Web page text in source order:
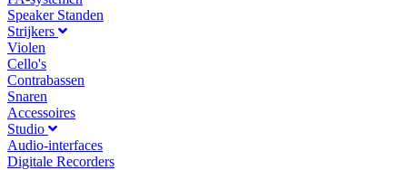
Speaker Standen
Strijkers
Violen
Cello's
Contrabassen
Snaren
Accessoires
Studio
Audio-interfaces
Digitale Recorders